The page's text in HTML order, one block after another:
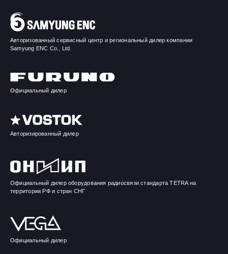
Авторизованный сервисный центр и региональный дилер компании
Samyung ENC Co., Ltd.
Официальный дилер
Авторизированный дилер
Официальный дилер оборудования радиосвязи стандарта TETRA на
территории РФ и стран СНГ
Официальный дилер